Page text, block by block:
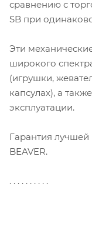
сравнению с
SB при
Эти
широкого
(игрушки,
капсулах), а
эксплуатации.
Гарантия
BEAVER.
. . . . . . . . . .